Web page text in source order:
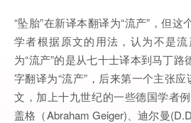
“坠胎”在新译本翻译为“流产”，但
学者根据原文的用法，认为不是
为“流产”的是从七十士译本到马丁
字翻译为“流产”，后来第一个主张应
文，加上十九世纪的一些德国学者例
盖格（Abraham Geiger)、迪尔曼